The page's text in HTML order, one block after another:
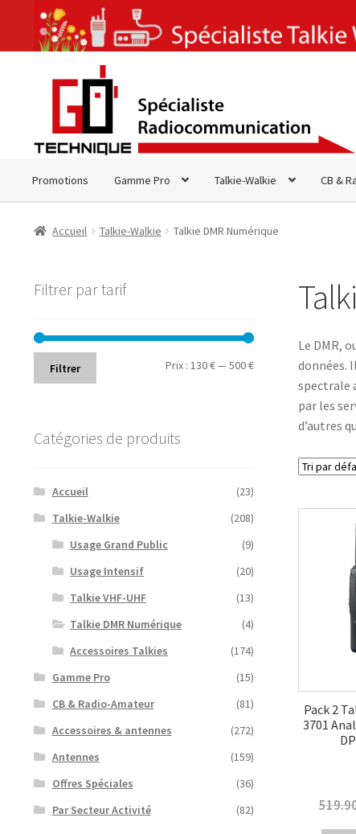
à
navigation
au
Promotions Gamme Pro Talkie-Walkie CB &
Accueil Talkie-Walkie Talkie DMR Numérique
Le DMR,
données.
spectrale
par les
d’autres
Pack 2
3701
Filtrer par tarif
Prix
Prix
Filtrer Prix : 130 €—500 €
Catégories de produits
Accueil
(23)
Talkie-Walkie
(208)
Usage Grand Public
(9)
Usage Intensif
(20)
Talkie VHF-UHF
(13)
Talkie DMR Numérique
(4)
Accessoires Talkies
(174)
Gamme Pro
(15)
CB & Radio-Amateur
(81)
Accessoires & antennes
(272)
Antennes
(159)
Offres Spéciales
(36)
Par Secteur Activité
(82)